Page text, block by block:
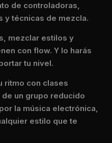
de controladoras,
y técnicas de mezcla.
mezclar estilos y
con flow. Y lo harás
tu nivel.
ritmo con clases
un grupo reducido
la música electrónica,
estilo que te